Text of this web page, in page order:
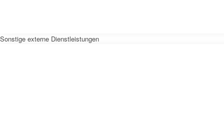
Sonstige externe Dienstleistungen